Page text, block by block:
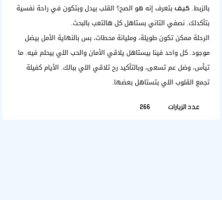
بالزبط. كيف بتعرف إنه هو الصح؟ القلب بيدل وبتكون في راحة نفسية
بتأكدلك. نصفي التاني بستاهل كل هالتعب بالبحث.
الرحلة ممكن تكون طويلة، ومليانة محطات، بس بالنهاية الأمل بيضل
موجود. كل واحد فينا بيستاهل يلاقي الأمان والحب اللي بيحلم فيه. ما
تيأس، وضل عم تسعى، وبالتأكيد رح تلاقي اللي ببالك. الأيام كفيلة
تجمع القلوب اللي بتستاهل بعضها.
عدد الزيارات 266